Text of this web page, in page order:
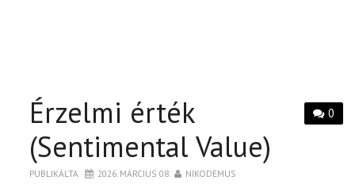
0
Érzelmi érték
(Sentimental Value)
PUBLIKÁLTA 2026. MÁRCIUS 08. NIKODEMUS